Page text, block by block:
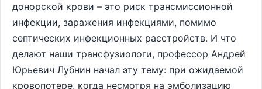
донорской крови – это риск трансмиссионной
инфекции, заражения инфекциями, помимо
септических инфекционных расстройств. И что
делают наши трансфузиологи, профессор Андрей
Юрьевич Лубнин начал эту тему: при ожидаемой
кровопотере, когда несмотря на эмболизацию